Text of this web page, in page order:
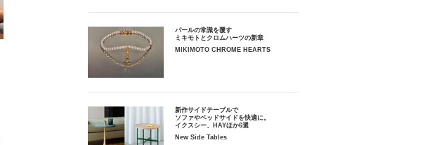
パールの常識を覆す
ミキモトとクロムハーツの新章
MIKIMOTO CHROME HEARTS
新作サイドテーブルで
ソファやベッドサイドを快適に。
イクスシー、HAYほか6選
New Side Tables